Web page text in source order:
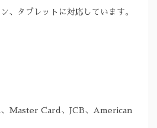
、タブレットに対応しています。
、Master Card、JCB、American